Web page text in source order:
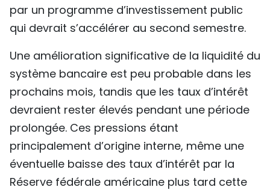
par un programme d’investissement public
qui devrait s’accélérer au second semestre.
Une amélioration significative de la liquidité du
système bancaire est peu probable dans les
prochains mois, tandis que les taux d’intérêt
devraient rester élevés pendant une période
prolongée. Ces pressions étant
principalement d’origine interne, même une
éventuelle baisse des taux d’intérêt par la
Réserve fédérale américaine plus tard cette